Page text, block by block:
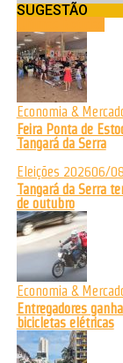
SUGESTÃO
Economia &
Feira Ponta de
Tangará da Serra
Eleições 202606/
Tangará da Serra
de outubro
Economia &
Entregadores
bicicletas elétricas